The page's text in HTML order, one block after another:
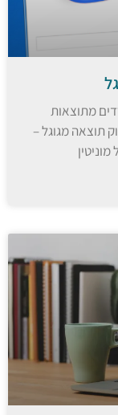
מתוצאות
תוצאה מגוגל –